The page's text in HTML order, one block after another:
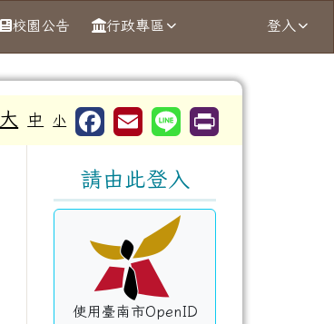
校園公告 行政專區 登入
大 中 小
右邊區域內容
請由此登入
使用臺南市OpenID